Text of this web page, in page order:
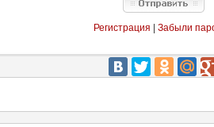
Регистрация Забыли